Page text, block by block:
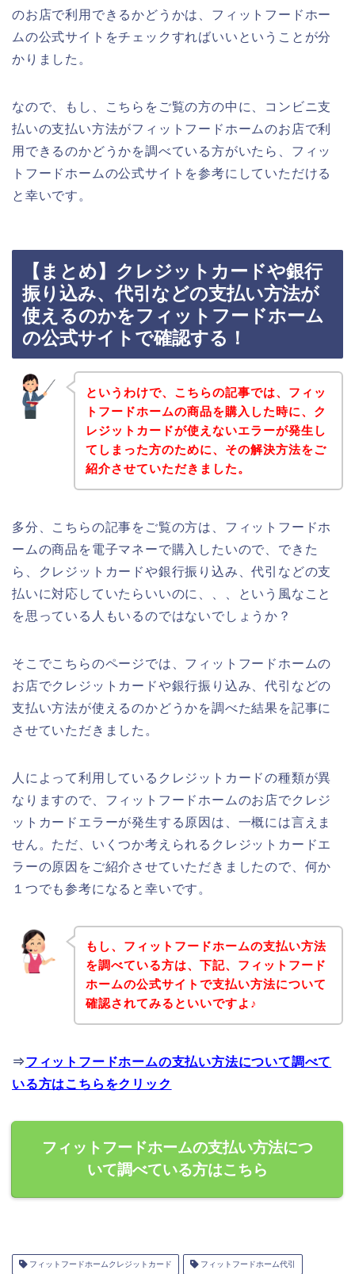
のお店で利用できるかどうかは、フィットフードホー
ムの公式サイトをチェックすればいいということが分
かりました。
なので、もし、こちらをご覧の方の中に、コンビニ支
払いの支払い方法がフィットフードホームのお店で利
用できるのかどうかを調べている方がいたら、フィッ
トフードホームの公式サイトを参考にしていただける
と幸いです。
【まとめ】クレジットカードや銀行
振り込み、代引などの支払い方法が
使えるのかをフィットフードホーム
の公式サイトで確認する！
というわけで、こちらの記事では、フィッ
トフードホームの商品を購入した時に、ク
レジットカードが使えないエラーが発生し
てしまった方のために、その解決方法をご
紹介させていただきました。
多分、こちらの記事をご覧の方は、フィットフードホ
ームの商品を電子マネーで購入したいので、できた
ら、クレジットカードや銀行振り込み、代引などの支
払いに対応していたらいいのに、、、という風なこと
を思っている人もいるのではないでしょうか？
そこでこちらのページでは、フィットフードホームの
お店でクレジットカードや銀行振り込み、代引などの
支払い方法が使えるのかどうかを調べた結果を記事に
させていただきました。
人によって利用しているクレジットカードの種類が異
なりますので、フィットフードホームのお店でクレジ
ットカードエラーが発生する原因は、一概には言えま
せん。ただ、いくつか考えられるクレジットカードエ
ラーの原因をご紹介させていただきましたので、何か
１つでも参考になると幸いです。
もし、フィットフードホームの支払い方法
を調べている方は、下記、フィットフード
ホームの公式サイトで支払い方法について
確認されてみるといいですよ♪
⇒フィットフードホームの支払い方法について調べて
いる方はこちらをクリック
フィットフードホームの支払い方法につ
いて調べている方はこちら
フィットフードホームクレジットカード フィットフードホーム代引